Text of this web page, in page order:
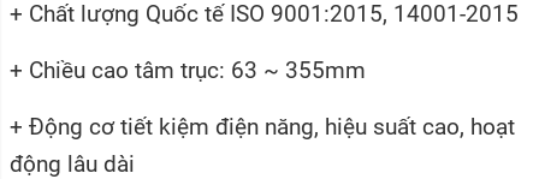
+ Chất lượng Quốc tế ISO 9001:2015, 14001-2015
+ Chiều cao tâm trục: 63 ~ 355mm
+ Động cơ tiết kiệm điện năng, hiệu suất cao, hoạt
động lâu dài